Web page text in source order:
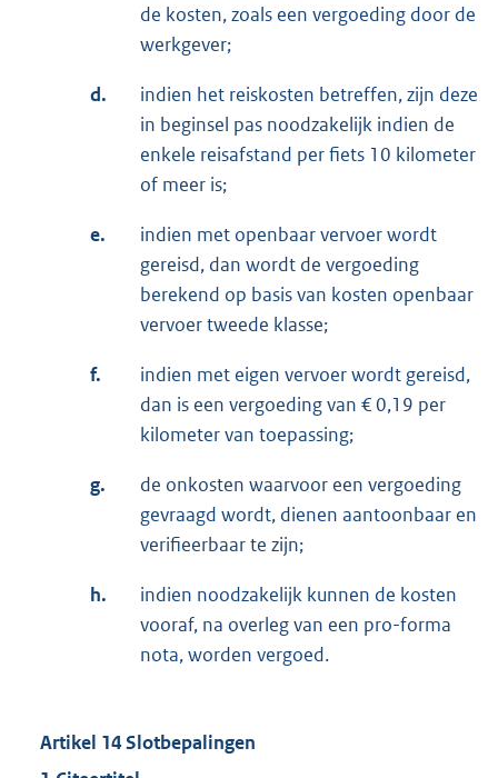
de kosten, zoals een vergoeding door de
werkgever;
d.
indien het reiskosten betreffen, zijn deze
in beginsel pas noodzakelijk indien de
enkele reisafstand per fiets 10 kilometer
of meer is;
e.
indien met openbaar vervoer wordt
gereisd, dan wordt de vergoeding
berekend op basis van kosten openbaar
vervoer tweede klasse;
f.
indien met eigen vervoer wordt gereisd,
dan is een vergoeding van € 0,19 per
kilometer van toepassing;
g.
de onkosten waarvoor een vergoeding
gevraagd wordt, dienen aantoonbaar en
verifieerbaar te zijn;
h.
indien noodzakelijk kunnen de kosten
vooraf, na overleg van een pro-forma
nota, worden vergoed.
Artikel 14 Slotbepalingen